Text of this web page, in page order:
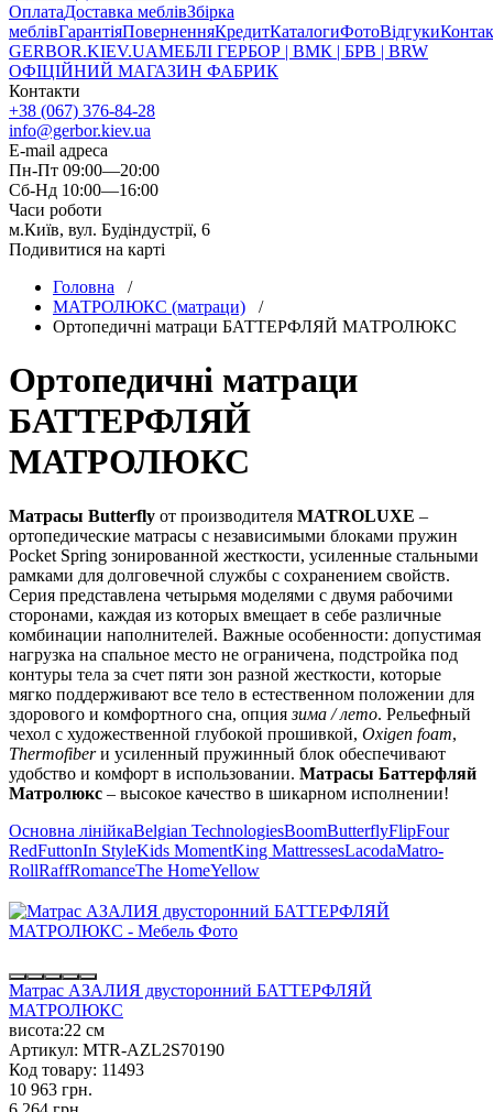
ОплатаДоставка меблівЗбірка
меблівГарантіяПоверненняКредитКаталогиФотоВідгуки
GERBOR.KIEV.UAМЕБЛI ГЕРБОР | ВМК | БРВ | BRW
ОФІЦІЙНИЙ МАГАЗИН ФАБРИК
Контакти
+38 (067) 376-84-28
info@gerbor.kiev.ua
E-mail адреса
Пн-Пт 09:00—20:00
Сб-Нд 10:00—16:00
Часи роботи
м.Київ, вул. Будіндустрії, 6
Подивитися на карті
Головна /
МАТРОЛЮКС (матраци) /
Ортопедичні матраци БАТТЕРФЛЯЙ МАТРОЛЮКС
Ортопедичні матраци
БАТТЕРФЛЯЙ
МАТРОЛЮКС
Матрасы Butterfly от производителя MATROLUXE –
ортопедические матрасы c независимыми блоками пружин
Pocket Spring зонированной жесткости, усиленные стальными
рамками для долговечной службы с сохранением свойств.
Cерия представлена четырьмя моделями с двумя рабочими
сторонами, каждая из которых вмещает в себе различные
комбинации наполнителей. Важные особенности: допустимая
нагрузка на спальное место не ограничена, подстройка под
контуры тела за счет пяти зон разной жесткости, которые
мягко поддерживают все тело в естественном положении для
здорового и комфортного сна, опциязима / лето. Рельефный
чехол с художественной глубокой прошивкой, Oxigen foam,
Thermofiberи усиленный пружинный блок обеспечивают
удобство и комфорт в использовании. Матрасы Баттерфляй
Матролюкс – высокое качество в шикарном исполнении!
Основна лінійкаBelgian TechnologiesBoomButterflyFlipFour
RedFuttonIn StyleKids MomentKing MattressesLacodaMatro-
RollRaffRomanceThe HomeYellow
Матрас АЗАЛИЯ двусторонний БАТТЕРФЛЯЙ
МАТРОЛЮКС
висота:22 см
Артикул: MTR-AZL2S70190
Код товару: 11493
10 963 грн.